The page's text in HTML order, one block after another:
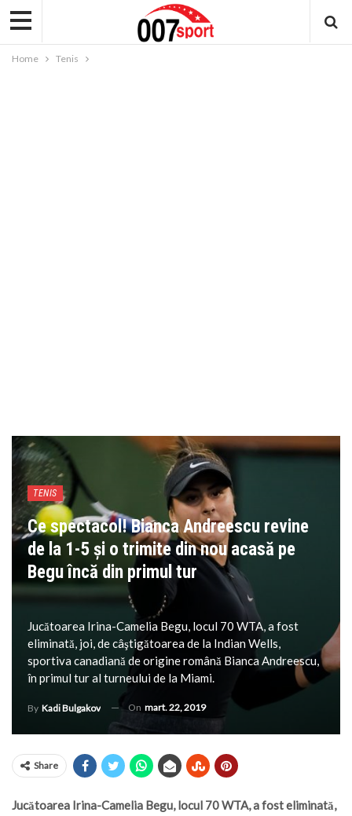
Home Tenis
TENIS
Ce spectacol! Bianca Andreescu revine
de la 1-5 și o trimite din nou acasă pe
Begu încă din primul tur
Jucătoarea Irina-Camelia Begu, locul 70 WTA, a fost
eliminată, joi, de câştigătoarea de la Indian Wells,
sportiva canadiană de origine română Bianca Andreescu,
în primul tur al turneului de la Miami.
By Kadi Bulgakov On mart. 22, 2019
Share
Jucătoarea Irina-Camelia Begu, locul 70 WTA, a fost eliminată,